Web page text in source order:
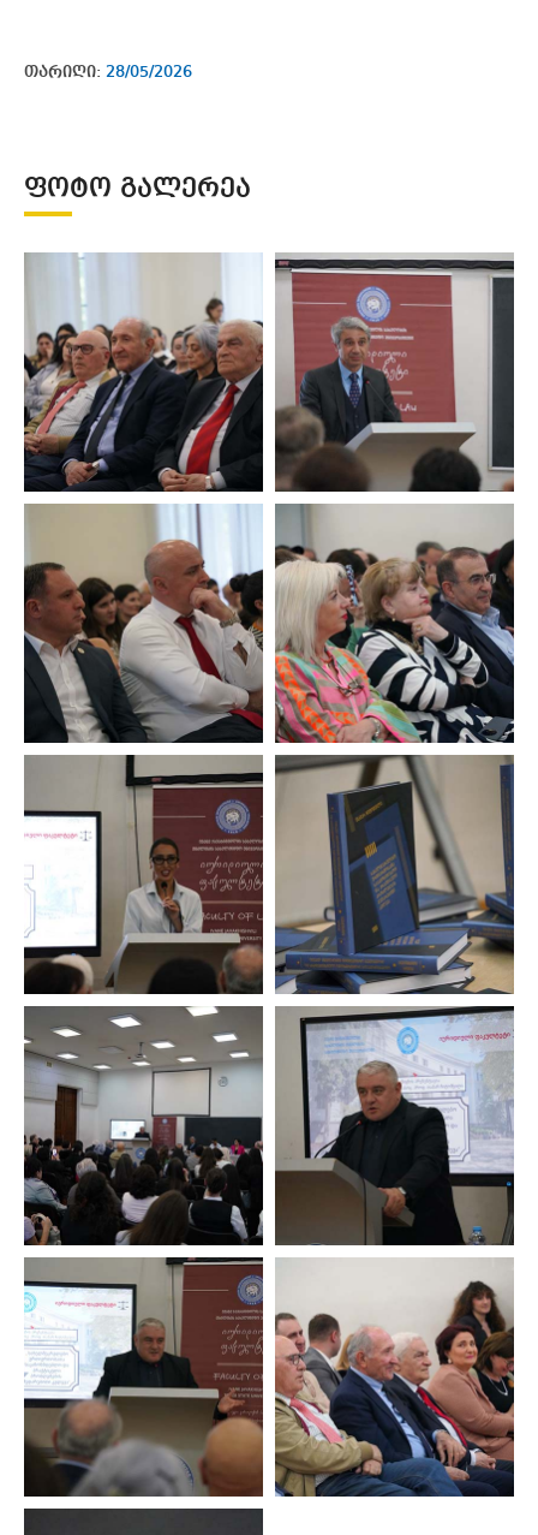
თარიღი: 28/05/2026
ᲤᲝᲢᲝ ᲒᲐᲚᲔᲠᲔᲐ